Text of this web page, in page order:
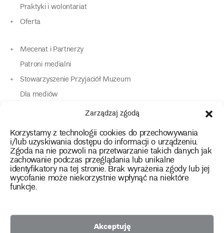
Zarządzaj zgodą
Korzystamy z technologii cookies do przechowywania
i/lub uzyskiwania dostępu do informacji o urządzeniu.
Zgoda na nie pozwoli na przetwarzanie takich danych jak
zachowanie podczas przeglądania lub unikalne
identyfikatory na tej stronie. Brak wyrażenia zgody lub jej
wycofanie może niekorzystnie wpłynąć na niektóre
funkcje.
Akceptuję
Praktyki i wolontariat
Oferta
Mecenat i Partnerzy
Patroni medialni
Stowarzyszenie Przyjaciół Muzeum
Dla mediów
Dla osób o specjalnych potrzebach
Kontakt
instagram
twitterfacebookyoutube
tiktok
Polityka prywatności